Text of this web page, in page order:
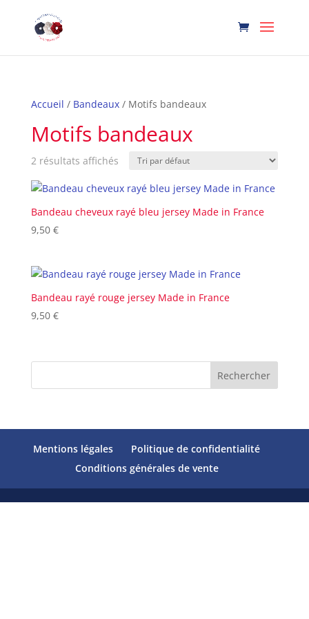
Accueil / Bandeaux/ Motifs bandeaux
Motifs bandeaux
2 résultats affichés
Bandeau cheveux rayé bleu jersey Made in France
9,50 €
Bandeau rayé rouge jersey Made in France
9,50 €
Rechercher
Mentions légales
Politique de confidentialité
Conditions générales de vente